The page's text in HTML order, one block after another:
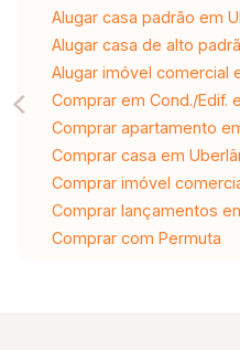
Alugar casa padrão em
Alugar casa de alto
Alugar imóvel comercial
Comprar em Cond./Edif.
Comprar apartamento
Comprar casa em
Comprar imóvel
Comprar lançamentos
Comprar com Permuta